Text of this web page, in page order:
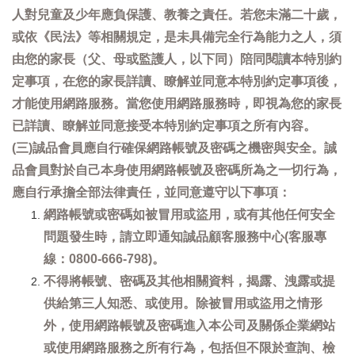
人對兒童及少年應負保護、教養之責任。若您未滿二十歲，
或依《民法》等相關規定，是未具備完全行為能力之人，須
由您的家長（父、母或監護人，以下同）陪同閱讀本特別約
定事項，在您的家長詳讀、瞭解並同意本特別約定事項後，
才能使用網路服務。當您使用網路服務時，即視為您的家長
已詳讀、瞭解並同意接受本特別約定事項之所有內容。
(三)誠品會員應自行確保網路帳號及密碼之機密與安全。誠
品會員對於自己本身使用網路帳號及密碼所為之一切行為，
應自行承擔全部法律責任，並同意遵守以下事項：
網路帳號或密碼如被冒用或盜用，或有其他任何安全
問題發生時，請立即通知誠品顧客服務中心(客服專
線：0800-666-798)。
不得將帳號、密碼及其他相關資料，揭露、洩露或提
供給第三人知悉、或使用。除被冒用或盜用之情形
外，使用網路帳號及密碼進入本公司及關係企業網站
或使用網路服務之所有行為，包括但不限於查詢、檢